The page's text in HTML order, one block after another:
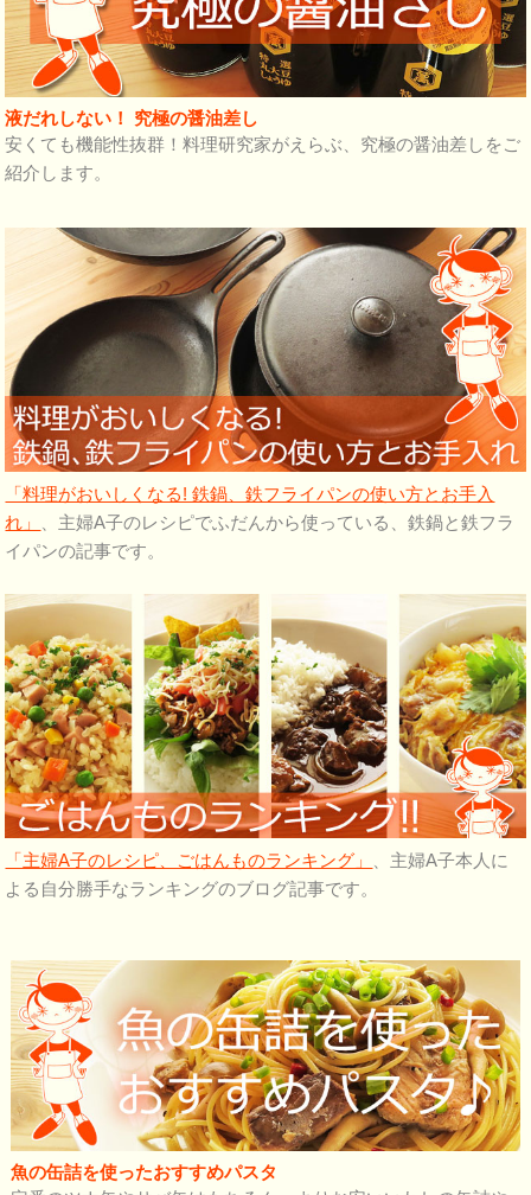
液だれしない！ 究極の醤油差し
安くても機能性抜群！料理研究家がえらぶ、究極の醤油差しをご
紹介します。
「料理がおいしくなる! 鉄鍋、鉄フライパンの使い方とお手入
れ」
、主婦A子のレシピでふだんから使っている、鉄鍋と鉄フラ
イパンの記事です。
「主婦A子のレシピ、ごはんものランキング」
、主婦A子本人に
よる自分勝手なランキングのブログ記事です。
魚の缶詰を使ったおすすめパスタ